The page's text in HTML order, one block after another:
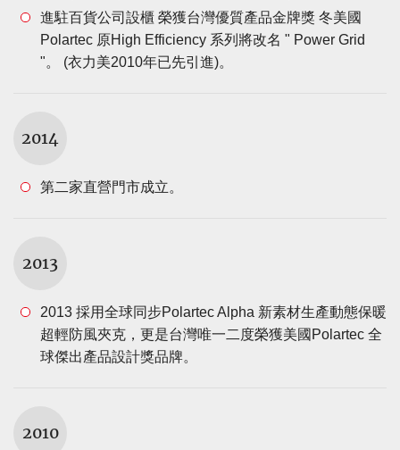
進駐百貨公司設櫃 榮獲台灣優質產品金牌獎 冬美國
Polartec 原High Efficiency 系列將改名 " Power Grid
"。 (衣力美2010年已先引進)。
2014
第二家直營門市成立。
2013
2013 採用全球同步Polartec Alpha 新素材生產動態保暖
超輕防風夾克，更是台灣唯一二度榮獲美國Polartec 全
球傑出產品設計獎品牌。
2010